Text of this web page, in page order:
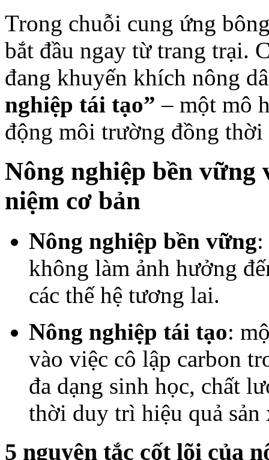
Trong chuỗi cung ứng
bắt đầu ngay từ trang trại.
đang khuyến khích nông
nghiệp tái tạo” – một mô
động môi trường đồng
Nông nghiệp bền
niệm cơ bản
Nông nghiệp bền vững
không làm ảnh hưởng
các thế hệ tương lai.
Nông nghiệp tái tạo:
vào việc cô lập carbon
đa dạng sinh học, chất
thời duy trì hiệu quả sản
5 nguyên tắc cốt lõi của